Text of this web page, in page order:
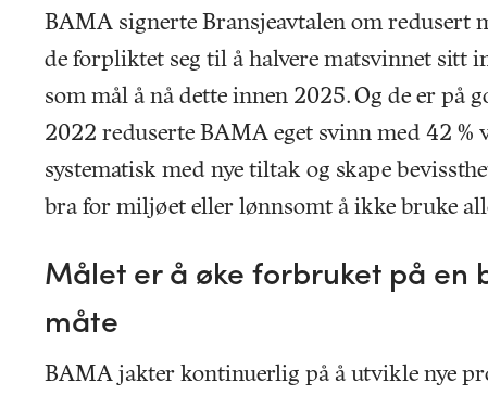
BAMA signerte Bransjeavtalen om redusert
de forpliktet seg til å halvere matsvinnet sitt
som mål å nå dette innen 2025. Og de er på
2022 reduserte BAMA eget svinn med 42 %
systematisk med nye tiltak og skape
bra for miljøet eller lønnsomt å ikke bruke
Målet er å øke forbruket på
måte
BAMA jakter kontinuerlig på å utvikle nye